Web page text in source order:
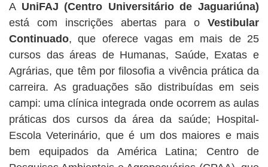
A UniFAJ (Centro Universitário de Jaguariúna)
está com inscrições abertas para o Vestibular
Continuado, que oferece vagas em mais de 25
cursos das áreas de Humanas, Saúde, Exatas e
Agrárias, que têm por filosofia a vivência prática da
carreira. As graduações são distribuídas em seis
campi: uma clínica integrada onde ocorrem as aulas
práticas dos cursos da área da saúde; Hospital-
Escola Veterinário, que é um dos maiores e mais
bem equipados da América Latina; Centro de